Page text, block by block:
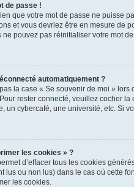
de passe !
que votre mot de passe ne puisse
et vous devriez être en mesure de
pouvez pas réinitialiser votre mot
automatiquement ?
la case « Se souvenir de moi »
rester connecté, veuillez cocher
un cybercafé, une université, etc. Si
les cookies » ?
d’effacer tous les cookies
lus ou non lus) dans le cas où cette
les cookies.